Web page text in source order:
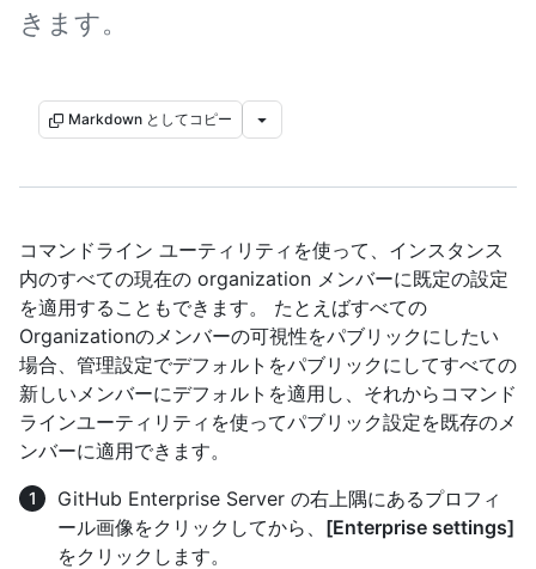
きます。
Markdown としてコピー
コマンドライン ユーティリティを使って、インスタンス
内のすべての現在の organization メンバーに既定の設定
を適用することもできます。 たとえばすべての
Organizationのメンバーの可視性をパブリックにしたい
場合、管理設定でデフォルトをパブリックにしてすべての
新しいメンバーにデフォルトを適用し、それからコマンド
ラインユーティリティを使ってパブリック設定を既存のメ
ンバーに適用できます。
GitHub Enterprise Server の右上隅にあるプロフィ
ール画像をクリックしてから、 [Enterprise settings]
をクリックします。